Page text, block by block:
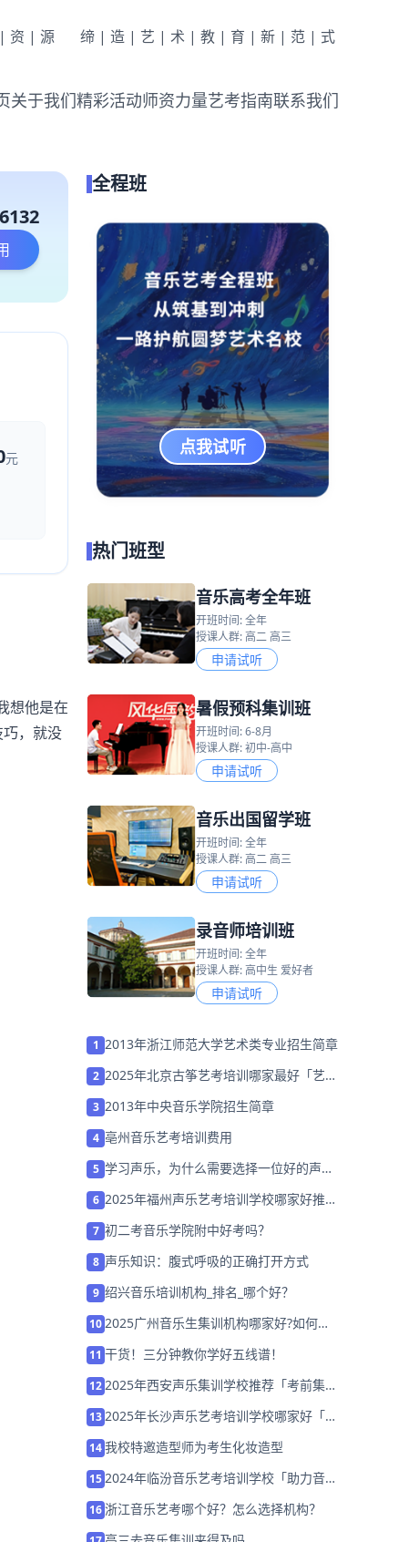
|源 缔|造|艺|术|教|育|新|范|式
关于我们精彩活动师资力量艺考指南联系我们
元
想他是在
，就没
全程班
点我试听
热门班型
音乐高考全年班
开班时间: 全年
授课人群: 高二 高三
申请试听
暑假预科集训班
开班时间: 6-8月
授课人群: 初中-高中
申请试听
音乐出国留学班
开班时间: 全年
授课人群: 高二 高三
申请试听
录音师培训班
开班时间: 全年
授课人群: 高中生 爱好者
申请试听
1 2013年浙江师范大学艺术类专业招生简章
2 2025年北京古筝艺考培训哪家最好「艺考
3 2013年中央音乐学院招生简章
4 亳州音乐艺考培训费用
5 学习声乐，为什么需要选择一位好的声乐
6 2025年福州声乐艺考培训学校哪家好推荐
7 初二考音乐学院附中好考吗？
8 声乐知识：腹式呼吸的正确打开方式
9 绍兴音乐培训机构_排名_哪个好？
102025广州音乐生集训机构哪家好?如何选
11 干货！三分钟教你学好五线谱！
122025年西安声乐集训学校推荐「考前集训
132025年长沙声乐艺考培训学校哪家好「集
14我校特邀造型师为考生化妆造型
152024年临汾音乐艺考培训学校「助力音乐
16浙江音乐艺考哪个好？怎么选择机构？